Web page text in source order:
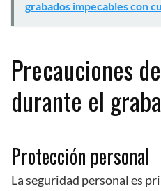
grabados impecables con
Precauciones
durante el
Protección personal
La seguridad personal es